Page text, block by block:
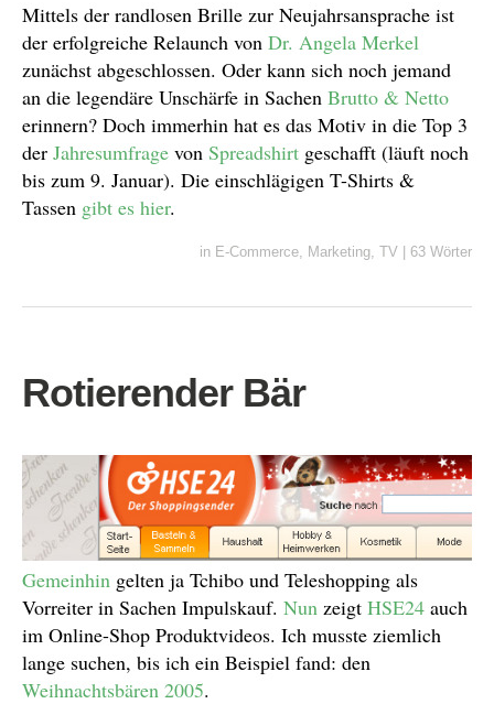
Mittels der randlosen Brille zur Neujahrsansprache ist
der erfolgreiche Relaunch von Dr. Angela Merkel
zunächst abgeschlossen. Oder kann sich noch jemand
an die legendäre Unschärfe in Sachen Brutto & Netto
erinnern? Doch immerhin hat es das Motiv in die Top 3
der Jahresumfrage von Spreadshirt geschafft (läuft noch
bis zum 9. Januar). Die einschlägigen T-Shirts &
Tassen gibt es hier.
in E-Commerce, Marketing, TV 63 Wörter
Rotierender Bär
Gemeinhin gelten ja Tchibo und Teleshopping als
Vorreiter in Sachen Impulskauf. Nun zeigt HSE24 auch
im Online-Shop Produktvideos. Ich musste ziemlich
lange suchen, bis ich ein Beispiel fand: den
Weihnachtsbären 2005.